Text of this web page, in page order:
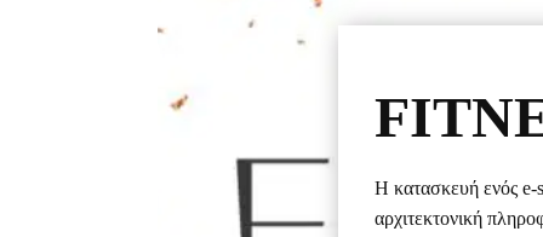
Η κατασκευή ενός e-
αρχιτεκτονική